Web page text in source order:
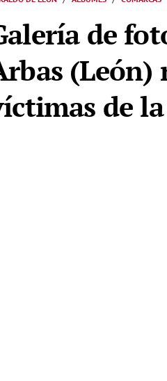
de
(León)
de